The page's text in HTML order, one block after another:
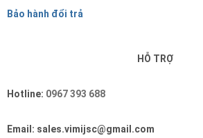
Bảo hành đổi trả
HỖ TRỢ
Hotline: 0967 393 688
Email: sales.vimijsc@gmail.com